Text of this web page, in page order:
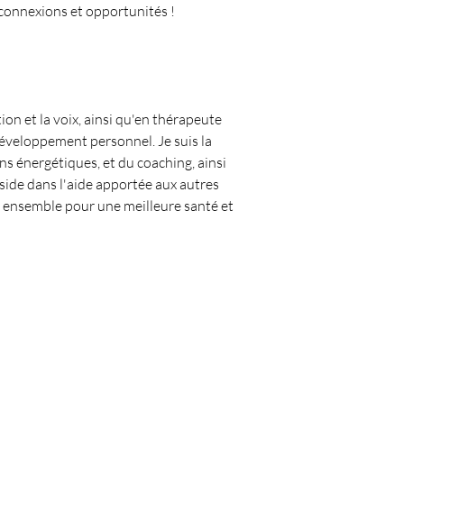
et opportunités !
et la voix, ainsi qu'en thérapeute
personnel. Je suis la
énergétiques, et du coaching, ainsi
dans l'aide apportée aux autres
pour une meilleure santé et